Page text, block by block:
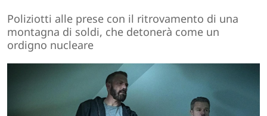
Poliziotti alle prese con il ritrovamento di una
montagna di soldi, che detonerà come un
ordigno nucleare